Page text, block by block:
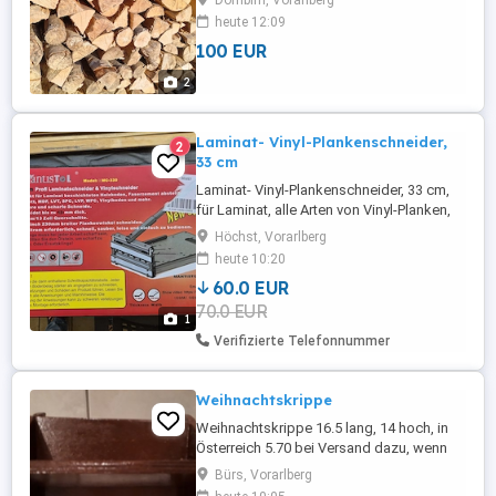
2
ganzen Holzbieg, Selbstabholung in
Halterdorf Dornbirn.
heute 12:09
100 EUR
1
2
Laminat- Vinyl-Plankenschneider,
33 cm
Laminat- Vinyl-Plankenschneider, 33 cm,
für Laminat, alle Arten von Vinyl-Planken,
Parkett, Verkleidungen und mehr;
sofortige Winkelschnitte 15 30 45 in 1
Schritt. (33cm Laminatschneider neu
gekauft für 100,- Einen Tag lang benutzt -
Top Teil, funktioniert super, hatte einen
8,5mm Dicken Laminat.
Höchst, Vorarlberg
heute 10:20
60.0 EUR
70.0 EUR
Verifizierte Telefonnummer
Weihnachtskrippe
Weihnachtskrippe 16.5 lang, 14 hoch, in
Österreich 5.70 bei Versand dazu, wenn
Interesse tel.06644069291
Bürs, Vorarlberg